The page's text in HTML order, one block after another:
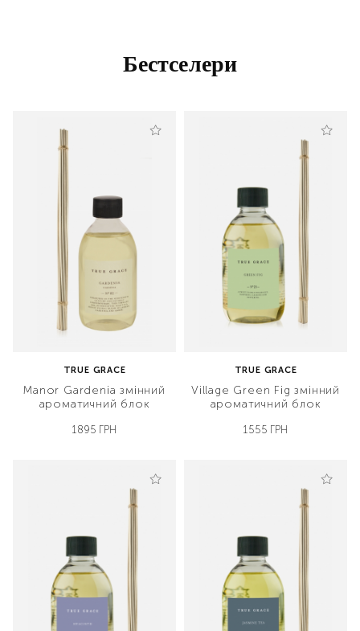
Бестселери
TRUE GRACE
Manor Gardenia змінний
ароматичний блок
1895 ГРН
TRUE GRACE
Village Green Fig змінний
ароматичний блок
1555 ГРН